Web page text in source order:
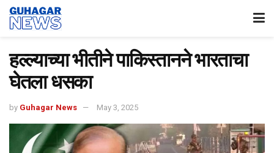
हल्ल्याच्या भीतीने पाकिस्तानने भारताचा
घेतला धसका
by Guhagar News May 3, 2025